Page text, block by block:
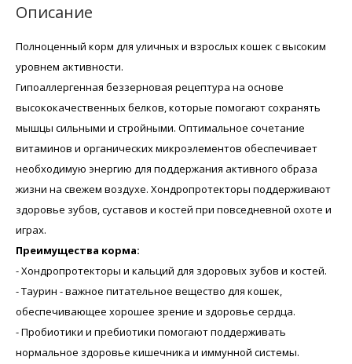
Описание
Полноценный корм для уличных и взрослых кошек с высоким
уровнем активности.
Гипоаллергенная беззерновая рецептура на основе
высококачественных белков, которые помогают сохранять
мышцы сильными и стройными. Оптимальное сочетание
витаминов и органических микроэлементов обеспечивает
необходимую энергию для поддержания активного образа
жизни на свежем воздухе. Хондропротекторы поддерживают
здоровье зубов, суставов и костей при повседневной охоте и
играх.
Преимущества корма:
- Хондропротекторы и кальций для здоровых зубов и костей.
- Таурин - важное питательное вещество для кошек,
обеспечивающее хорошее зрение и здоровье сердца.
- Пробиотики и пребиотики помогают поддерживать
нормальное здоровье кишечника и иммунной системы.